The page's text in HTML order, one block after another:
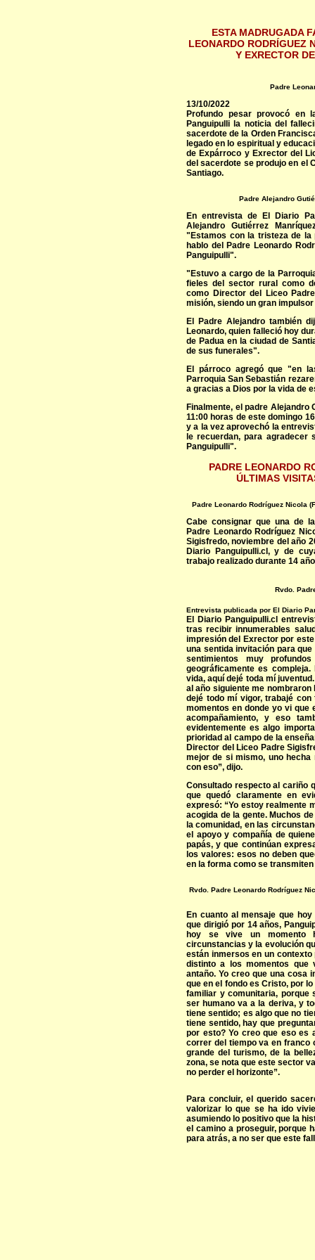
ESTA MADRUGADA
LEONARDO RODRÍGUEZ
Y EXRECTOR
Padre
13/10/2022
Profundo pesar provocó en
Panguipulli la noticia del
sacerdote de la Orden
legado en lo espiritual y
de Expárroco y Exrector del
del sacerdote se produjo en el
Santiago.
Padre Alejandro
En entrevista de El Diario
Alejandro Gutiérrez
"Estamos con la tristeza de la
hablo del Padre Leonardo
Panguipulli".
"Estuvo a cargo de la
fieles del sector rural como
como Director del Liceo
misión, siendo un gran
El Padre Alejandro también
Leonardo, quien falleció hoy
de Padua en la ciudad de
de sus funerales".
El párroco agregó que "en
Parroquia San Sebastián
a gracias a Dios por la vida de
Finalmente, el padre Alejandro
11:00 horas de este domingo
y a la vez aprovechó la
le recuerdan, para agradecer
Panguipulli".
PADRE LEONARDO
ÚLTIMAS
Padre Leonardo Rodríguez Nicola
Cabe consignar que una de
Padre Leonardo Rodríguez
Sigisfredo, noviembre del año
Diario Panguipulli.cl, y de
trabajo realizado durante 14
Rvdo.
Entrevista publicada por El Diario
El Diario Panguipulli.cl
tras recibir innumerables
impresión del Exrector por
una sentida invitación para
sentimientos muy
geográficamente es
vida, aquí dejé toda mí
al año siguiente me nombraron
dejé todo mí vigor, trabajé
momentos en donde yo vi que
acompañamiento, y eso
evidentemente es algo
prioridad al campo de la
Director del Liceo Padre
mejor de si mismo, uno
con eso”, dijo.
Consultado respecto al cariño
que quedó claramente en
expresó: “Yo estoy realmente
acogida de la gente. Muchos
la comunidad, en las
el apoyo y compañía de
papás, y que continúan
los valores: esos no deben
en la forma como se transmiten
Rvdo. Padre Leonardo Rodríguez
En cuanto al mensaje que
que dirigió por 14 años,
hoy se vive un momento
circunstancias y la evolución
están inmersos en un
distinto a los momentos que
antaño. Yo creo que una cosa
que en el fondo es Cristo, por
familiar y comunitaria, porque
ser humano va a la deriva, y
tiene sentido; es algo que no
tiene sentido, hay que
por esto? Yo creo que eso es
correr del tiempo va en franco
grande del turismo, de la
zona, se nota que este sector
no perder el horizonte”.
Para concluir, el querido
valorizar lo que se ha ido
asumiendo lo positivo que la
el camino a proseguir, porque
para atrás, a no ser que este